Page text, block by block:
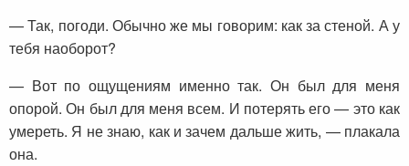
— Так, погоди. Обычно же мы говорим: как за стеной. А у
тебя наоборот?
— Вот по ощущениям именно так. Он был для меня
опорой. Он был для меня всем. И потерять его — это как
умереть. Я не знаю, как и зачем дальше жить, — плакала
она.